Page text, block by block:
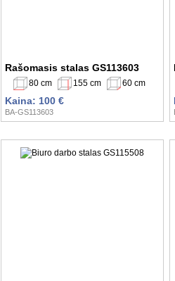
Rašomasis stalas GS113603
80 cm 155 cm 60 cm
Kaina: 100 €
BA-GS113603